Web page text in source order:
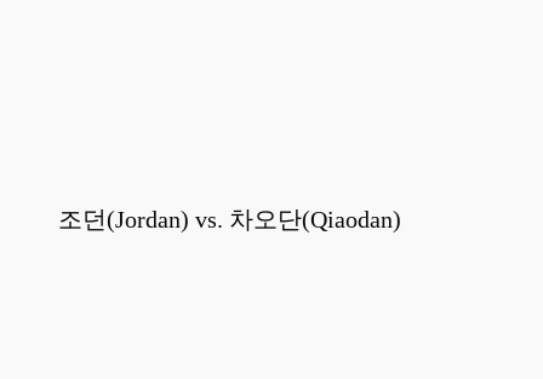
조던(Jordan) vs. 차오단(Qiaodan)